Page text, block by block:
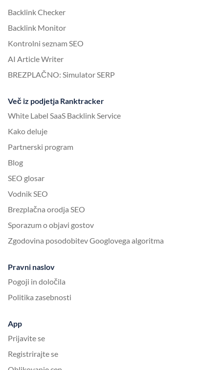
Backlink Checker
Backlink Monitor
Kontrolni seznam SEO
AI Article Writer
BREZPLAČNO: Simulator SERP
Več iz podjetja Ranktracker
White Label SaaS Backlink Service
Kako deluje
Partnerski program
Blog
SEO glosar
Vodnik SEO
Brezplačna orodja SEO
Sporazum o objavi gostov
Zgodovina posodobitev Googlovega algoritma
Pravni naslov
Pogoji in določila
Politika zasebnosti
App
Prijavite se
Registrirajte se